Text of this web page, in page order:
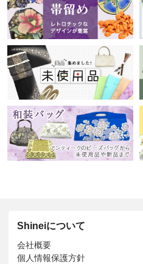
Shineiについて
会社概要
個人情報保護方針